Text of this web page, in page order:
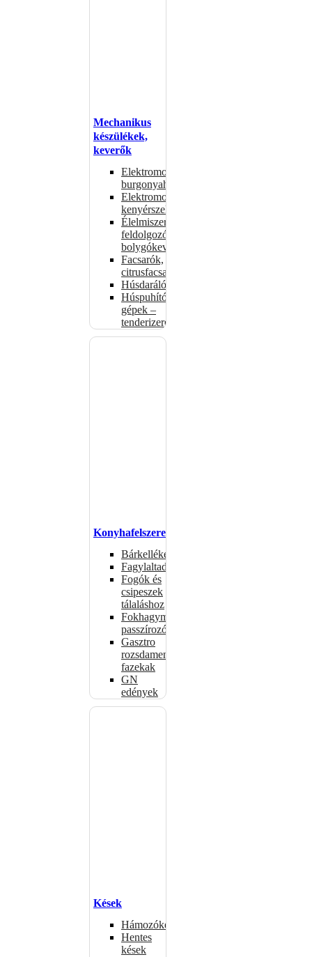
Mechanikus
készülékek,
keverők
Elektromos
burgonyahámozók
Elektromos
kenyérszeletelők
Élelmiszer-
feldolgozók –
bolygókeverők
Facsarók,
citrusfacsarók
Húsdarálók
Húspuhító
gépek –
tenderizerek
Konyhafelszerelés
Bárkellékek
Fagylaltadagolók
Fogók és
csipeszek
tálaláshoz
Fokhagymaprések,
passzírozók
Gasztro
rozsdamentes
fazekak
GN
edények
Kések
Hámozókések
Hentes
kések